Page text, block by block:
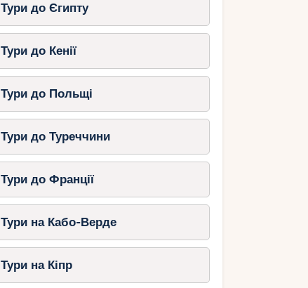
Тури до Єгипту
Тури до Кенії
Тури до Польщі
Тури до Туреччини
Тури до Франції
Тури на Кабо-Верде
Тури на Кіпр